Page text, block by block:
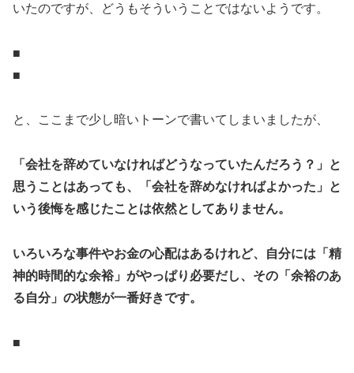
いたのですが、どうもそういうことではないようです。
■
■
と、ここまで少し暗いトーンで書いてしまいましたが、
「会社を辞めていなければどうなっていたんだろう？」と
思うことはあっても、「会社を辞めなければよかった」と
いう後悔を感じたことは依然としてありません。
いろいろな事件やお金の心配はあるけれど、自分には「精
神的時間的な余裕」がやっぱり必要だし、その「余裕のあ
る自分」の状態が一番好きです。
■